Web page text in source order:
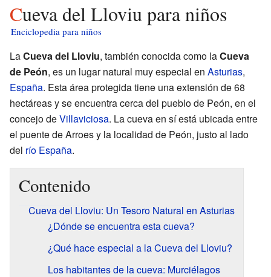
Cueva del Lloviu para niños
Enciclopedia para niños
LaCueva del Lloviu, también conocida como laCueva
de Peón, es un lugar natural muy especial en Asturias,
España. Esta área protegida tiene una extensión de 68
hectáreas y se encuentra cerca del pueblo de Peón, en el
concejo deVillaviciosa. La cueva en sí está ubicada entre
el puente de Arroes y la localidad de Peón, justo al lado
del río España.
Contenido
Cueva del Lloviu: Un Tesoro Natural en Asturias
¿Dónde se encuentra esta cueva?
¿Qué hace especial a la Cueva del Lloviu?
Los habitantes de la cueva: Murciélagos